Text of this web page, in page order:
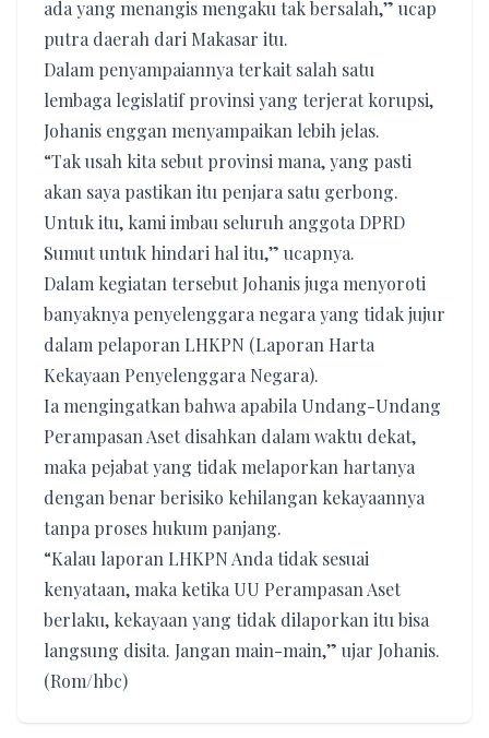
ada yang menangis mengaku tak bersalah,” ucap
putra daerah dari Makasar itu.
Dalam penyampaiannya terkait salah satu
lembaga legislatif provinsi yang terjerat korupsi,
Johanis enggan menyampaikan lebih jelas.
“Tak usah kita sebut provinsi mana, yang pasti
akan saya pastikan itu penjara satu gerbong.
Untuk itu, kami imbau seluruh anggota DPRD
Sumut untuk hindari hal itu,” ucapnya.
Dalam kegiatan tersebut Johanis juga menyoroti
banyaknya penyelenggara negara yang tidak jujur
dalam pelaporan LHKPN (Laporan Harta
Kekayaan Penyelenggara Negara).
Ia mengingatkan bahwa apabila Undang-Undang
Perampasan Aset disahkan dalam waktu dekat,
maka pejabat yang tidak melaporkan hartanya
dengan benar berisiko kehilangan kekayaannya
tanpa proses hukum panjang.
“Kalau laporan LHKPN Anda tidak sesuai
kenyataan, maka ketika UU Perampasan Aset
berlaku, kekayaan yang tidak dilaporkan itu bisa
langsung disita. Jangan main-main,” ujar Johanis.
(Rom/hbc)